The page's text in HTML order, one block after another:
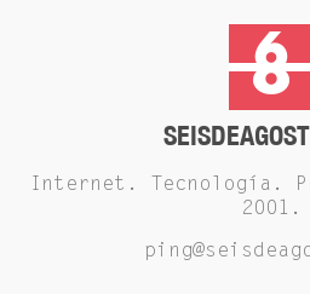
Internet. Tecnología.
2001.